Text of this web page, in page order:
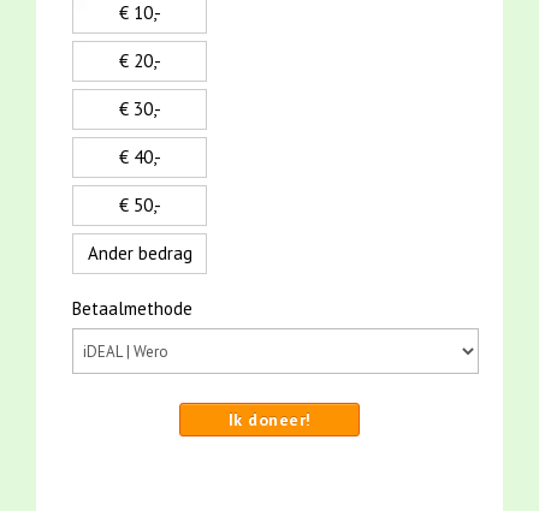
€ 10,-
€ 20,-
€ 30,-
€ 40,-
€ 50,-
Ander bedrag
Betaalmethode
Ik doneer!